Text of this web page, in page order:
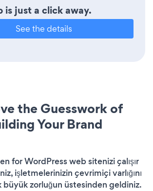
is just a click away.
See the details
the Guesswork of
Your Brand
for WordPress web sitenizi çalışır
işletmelerinizin çevrimiçi varlığını
büyük zorluğun üstesinden geldiniz.